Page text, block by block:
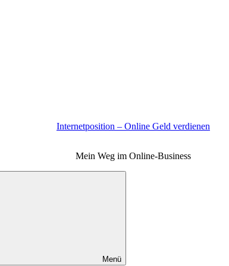
Internetposition – Online Geld verdienen
Mein Weg im Online-Business
Menü